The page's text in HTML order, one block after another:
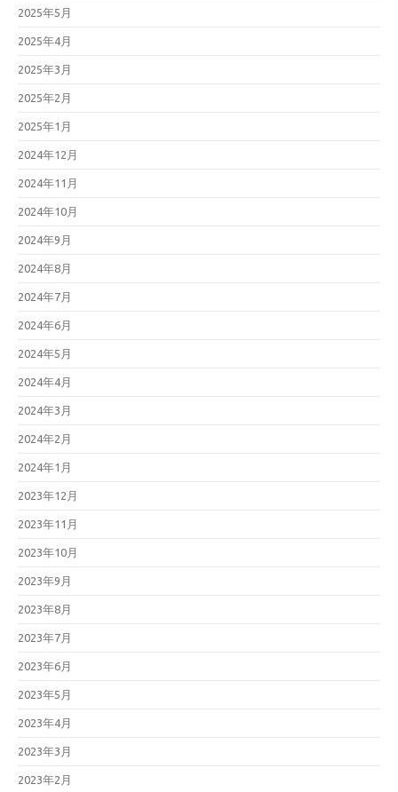
2025年5月
2025年4月
2025年3月
2025年2月
2025年1月
2024年12月
2024年11月
2024年10月
2024年9月
2024年8月
2024年7月
2024年6月
2024年5月
2024年4月
2024年3月
2024年2月
2024年1月
2023年12月
2023年11月
2023年10月
2023年9月
2023年8月
2023年7月
2023年6月
2023年5月
2023年4月
2023年3月
2023年2月